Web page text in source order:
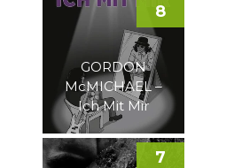
GORDON
McMICHAEL –
Ich Mit Mir
8
7